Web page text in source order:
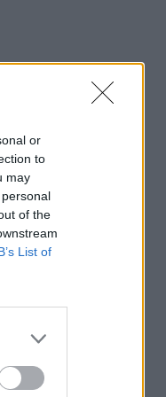
or
to
may
of the
List of